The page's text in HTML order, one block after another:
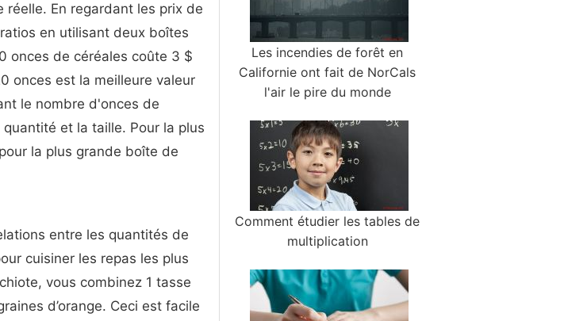
En regardant les prix de
en utilisant deux boîtes
onces de céréales coûte 3 $
onces est la meilleure valeur
le nombre d'onces de
et la taille. Pour la plus
la plus grande boîte de
entre les quantités de
cuisiner les repas les plus
vous combinez 1 tasse
d’orange. Ceci est facile
Les incendies de forêt en
Californie ont fait de NorCals
l'air le pire du monde
Comment étudier les tables de
multiplication